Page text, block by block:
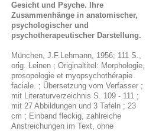
Gesicht und Psyche. Ihre
Zusammenhänge in anatomischer,
psychologischer und
psychotherapeutischer Darstellung.
München, J.F.Lehmann, 1956; 111 S.,
orig. Leinen ; Originaltitel: Morphologie,
prosopologie et myopsychothérapie
faciale. ; Übersetzung vom Verfasser ;
mit Literaturverzeichnis S. 109 - 111 ;
mit 27 Abbildungen und 3 Tafeln ; 23
cm ; Einband fleckig, zahlreiche
Anstreichungen im Text, ohne